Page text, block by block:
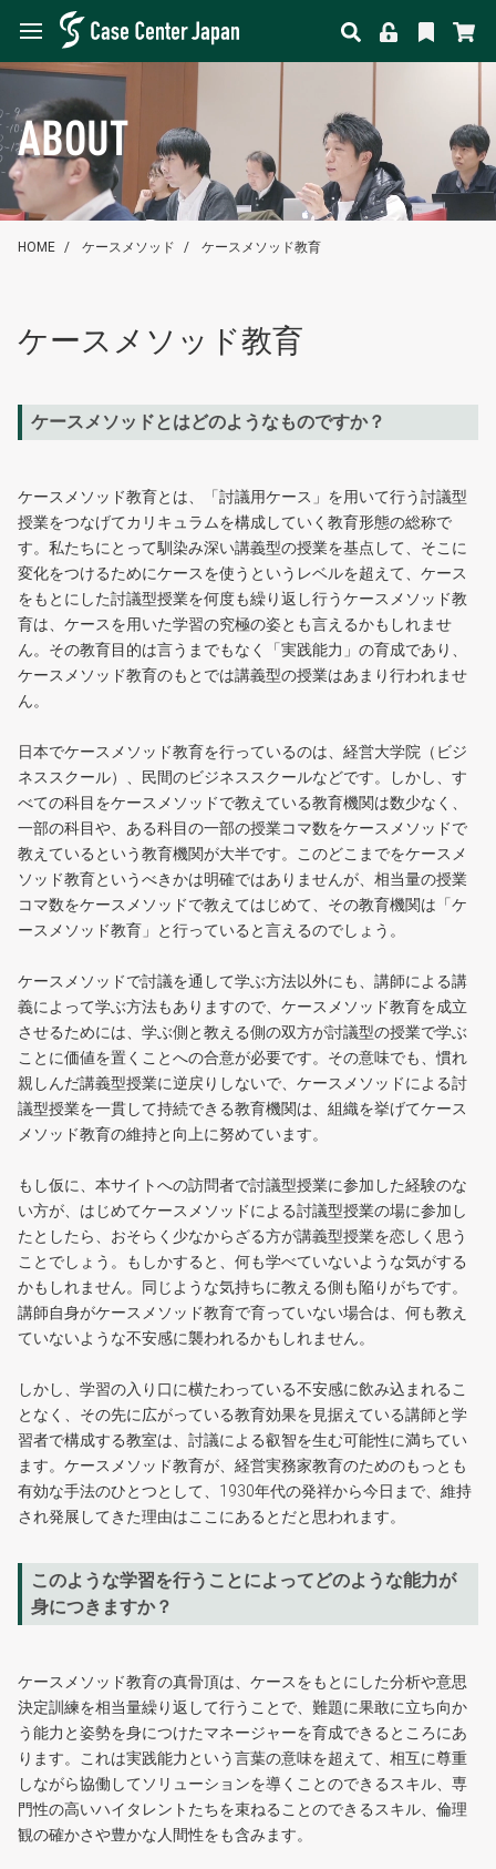
ABOUT
HOME ケースメソッド ケースメソッド教育
ケースメソッド教育
ケースメソッドとはどのようなものですか？
ケースメソッド教育とは、「討議用ケース」を用いて行う討議型
授業をつなげてカリキュラムを構成していく教育形態の総称で
す。私たちにとって馴染み深い講義型の授業を基点して、そこに
変化をつけるためにケースを使うというレベルを超えて、ケース
をもとにした討議型授業を何度も繰り返し行うケースメソッド教
育は、ケースを用いた学習の究極の姿とも言えるかもしれませ
ん。その教育目的は言うまでもなく「実践能力」の育成であり、
ケースメソッド教育のもとでは講義型の授業はあまり行われませ
ん。
日本でケースメソッド教育を行っているのは、経営大学院（ビジ
ネススクール）、民間のビジネススクールなどです。しかし、す
べての科目をケースメソッドで教えている教育機関は数少なく、
一部の科目や、ある科目の一部の授業コマ数をケースメソッドで
教えているという教育機関が大半です。このどこまでをケースメ
ソッド教育というべきかは明確ではありませんが、相当量の授業
コマ数をケースメソッドで教えてはじめて、その教育機関は「ケ
ースメソッド教育」と行っていると言えるのでしょう。
ケースメソッドで討議を通して学ぶ方法以外にも、講師による講
義によって学ぶ方法もありますので、ケースメソッド教育を成立
させるためには、学ぶ側と教える側の双方が討議型の授業で学ぶ
ことに価値を置くことへの合意が必要です。その意味でも、慣れ
親しんだ講義型授業に逆戻りしないで、ケースメソッドによる討
議型授業を一貫して持続できる教育機関は、組織を挙げてケース
メソッド教育の維持と向上に努めています。
もし仮に、本サイトへの訪問者で討議型授業に参加した経験のな
い方が、はじめてケースメソッドによる討議型授業の場に参加し
たとしたら、おそらく少なからざる方が講義型授業を恋しく思う
ことでしょう。もしかすると、何も学べていないような気がする
かもしれません。同じような気持ちに教える側も陥りがちです。
講師自身がケースメソッド教育で育っていない場合は、何も教え
ていないような不安感に襲われるかもしれません。
しかし、学習の入り口に横たわっている不安感に飲み込まれるこ
となく、その先に広がっている教育効果を見据えている講師と学
習者で構成する教室は、討議による叡智を生む可能性に満ちてい
ます。ケースメソッド教育が、経営実務家教育のためのもっとも
有効な手法のひとつとして、1930年代の発祥から今日まで、維持
され発展してきた理由はここにあるとだと思われます。
このような学習を行うことによってどのような能力が
身につきますか？
ケースメソッド教育の真骨頂は、ケースをもとにした分析や意思
決定訓練を相当量繰り返して行うことで、難題に果敢に立ち向か
う能力と姿勢を身につけたマネージャーを育成できるところにあ
ります。これは実践能力という言葉の意味を超えて、相互に尊重
しながら協働してソリューションを導くことのできるスキル、専
門性の高いハイタレントたちを束ねることのできるスキル、倫理
観の確かさや豊かな人間性をも含みます。